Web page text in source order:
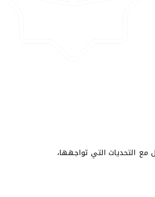
مع التحديات التي تواجهها،